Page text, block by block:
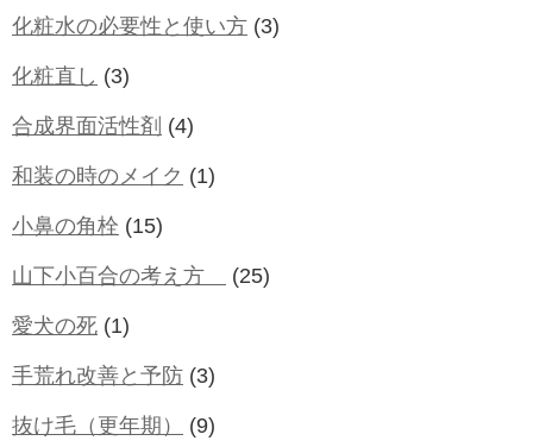
化粧水の必要性と使い方 (3)
化粧直し (3)
合成界面活性剤 (4)
和装の時のメイク (1)
小鼻の角栓 (15)
山下小百合の考え方 (25)
愛犬の死 (1)
手荒れ改善と予防 (3)
抜け毛（更年期） (9)